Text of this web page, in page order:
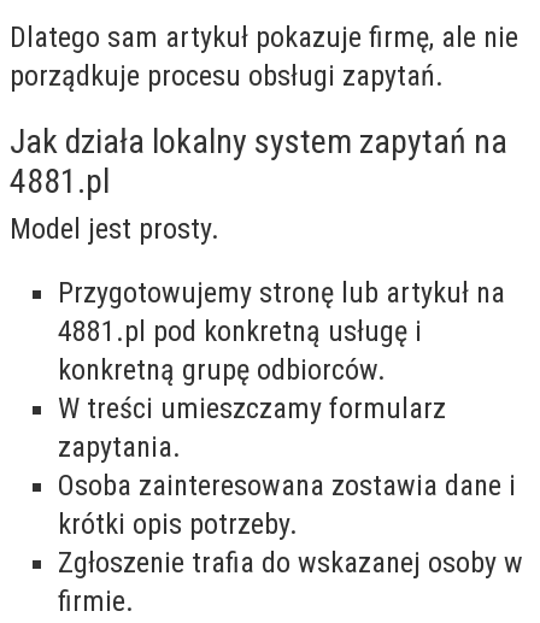
Dlatego sam artykuł pokazuje firmę, ale nie
porządkuje procesu obsługi zapytań.
Jak działa lokalny system zapytań na
4881.pl
Model jest prosty.
Przygotowujemy stronę lub artykuł na
4881.pl pod konkretną usługę i
konkretną grupę odbiorców.
W treści umieszczamy formularz
zapytania.
Osoba zainteresowana zostawia dane i
krótki opis potrzeby.
Zgłoszenie trafia do wskazanej osoby w
firmie.